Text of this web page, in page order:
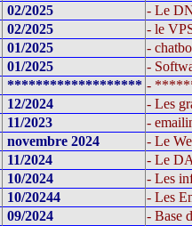
02/2025
- Le
02/2025
- le
01/2025
-
01/2025
-
******************* -
12/2024
- Les
11/2023
-
novembre 2024
- Le
11/2024
- Le
10/2024
- Les
10/20244
- Les
09/2024
- Base